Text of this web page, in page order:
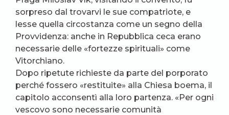
sorpreso dal trovarvi le sue compatriote, e
lesse quella circostanza come un segno della
Provvidenza: anche in Repubblica ceca erano
necessarie delle «fortezze spirituali» come
Vitorchiano.
Dopo ripetute richieste da parte del porporato
perché fossero «restituite» alla Chiesa boema, il
capitolo acconsentì alla loro partenza. «Per ogni
vescovo sono necessarie comunità